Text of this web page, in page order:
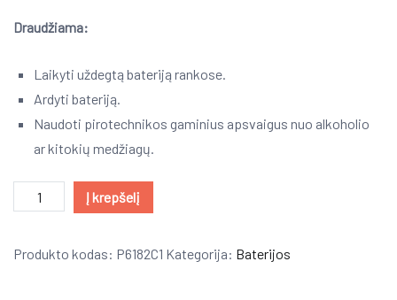
Draudžiama:
Laikyti uždegtą bateriją rankose.
Ardyti bateriją.
Naudoti pirotechnikos gaminius apsvaigus nuo alkoholio
ar kitokių medžiagų.
produkto
kiekis:
Į krepšelį
Produkto kodas: P6182C1 Kategorija: Baterijos